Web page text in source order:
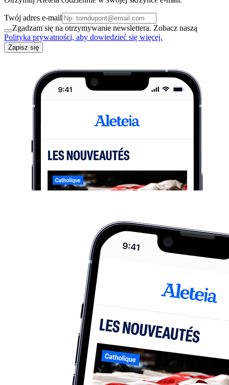
Twój adres e-mail
Zgadzam się na otrzymywanie newslettera. Zobacz naszą
Polityka prywatności, aby dowiedzieć się więcej.
Zapisz się